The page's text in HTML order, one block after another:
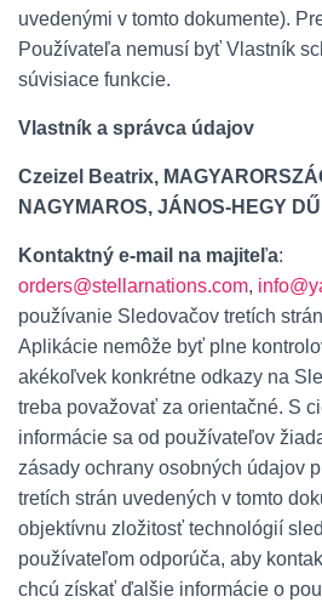
uvedenými v tomto dokumente).
Používateľa nemusí byť Vlastník
súvisiace funkcie.
Vlastník a správca údajov
Czeizel Beatrix,
NAGYMAROS, JÁNOS-HEGY
Kontaktný e-mail na majiteľa:
orders@stellarnations.com,
používanie Sledovačov tretích
Aplikácie nemôže byť plne
akékoľvek konkrétne odkazy na
treba považovať za orientačné. S
informácie sa od používateľov
zásady ochrany osobných údajov
tretích strán uvedených v tomto
objektívnu zložitosť technológií
používateľom odporúča, aby
chcú získať ďalšie informácie o